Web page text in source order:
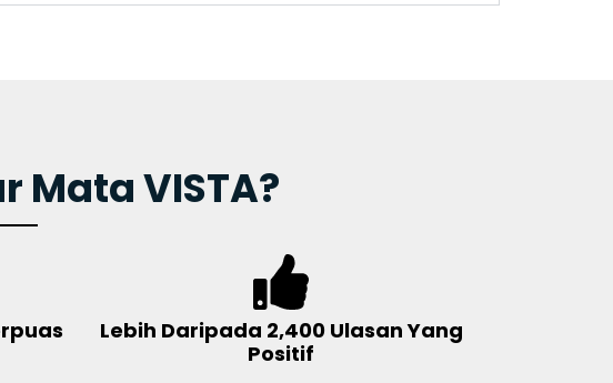
Mata VISTA?
Lebih Daripada 2,400 Ulasan Yang
Positif